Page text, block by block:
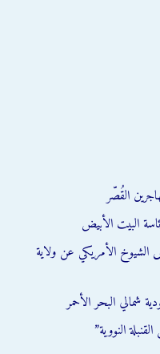
القُصّر
البيت الأبيض
الشيوخ الأمريكي عن ولاية
شمالي البحر الأحمر
النووية”